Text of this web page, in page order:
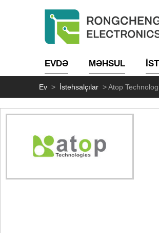
EVDƏ MƏHSUL
Ev > İstehsalçılar >Atop